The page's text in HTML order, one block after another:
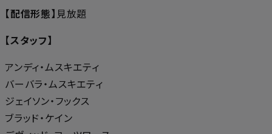
【配信形態】 見放題
【スタッフ】
アンディ・ムスキエティ
バーバラ・ムスキエティ
ジェイソン・フックス
ブラッド・ケイン